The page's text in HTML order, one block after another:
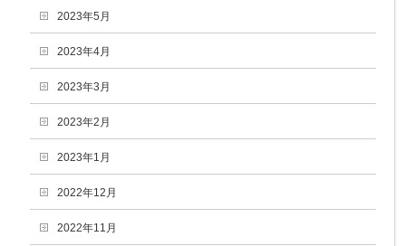
2023年5月
2023年4月
2023年3月
2023年2月
2023年1月
2022年12月
2022年11月